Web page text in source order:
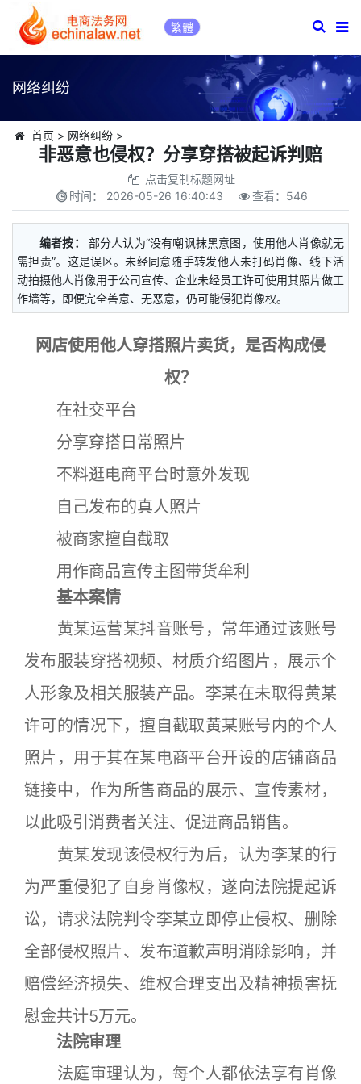
繁體
网络纠纷
首页 > 网络纠纷>
非恶意也侵权？分享穿搭被起诉判赔
点击复制标题网址
时间： 2026-05-26 16:40:43 查看： 546
编者按：
部分人认为“没有嘲讽抹黑意图，使用他人肖像就无
需担责”。这是误区。未经同意随手转发他人未打码肖像、线下活
动拍摄他人肖像用于公司宣传、企业未经员工许可使用其照片做工
作墙等，即便完全善意、无恶意，仍可能侵犯肖像权。
网店使用他人穿搭照片卖货，是否构成侵
权？
在社交平台
分享穿搭日常照片
不料逛电商平台时意外发现
自己发布的真人照片
被商家擅自截取
用作商品宣传主图带货牟利
基本案情
黄某运营某抖音账号，常年通过该账号
发布服装穿搭视频、材质介绍图片，展示个
人形象及相关服装产品。李某在未取得黄某
许可的情况下，擅自截取黄某账号内的个人
照片，用于其在某电商平台开设的店铺商品
链接中，作为所售商品的展示、宣传素材，
以此吸引消费者关注、促进商品销售。
黄某发现该侵权行为后，认为李某的行
为严重侵犯了自身肖像权，遂向法院提起诉
讼，请求法院判令李某立即停止侵权、删除
全部侵权照片、发布道歉声明消除影响，并
赔偿经济损失、维权合理支出及精神损害抚
慰金共计5万元。
法院审理
法庭审理认为，每个人都依法享有肖像